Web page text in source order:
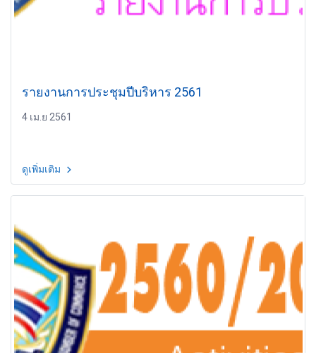
รายงานการประชุมปีบริหาร 2561
4 เม.ย 2561
ดูเพิ่มเติม